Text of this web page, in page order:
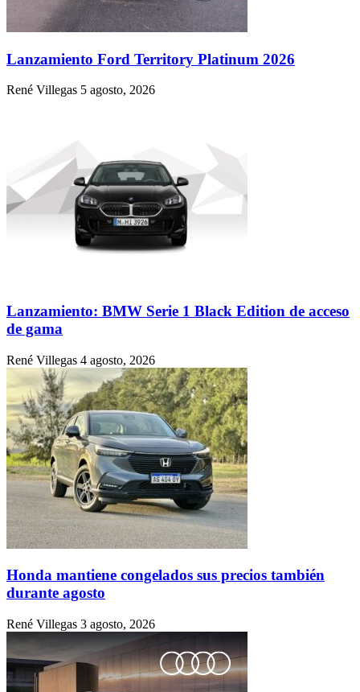
Lanzamiento Ford Territory Platinum 2026
René Villegas 5 agosto, 2026
Lanzamiento: BMW Serie 1 Black Edition de acceso
de gama
René Villegas 4 agosto, 2026
Honda mantiene congelados sus precios también
durante agosto
René Villegas 3 agosto, 2026